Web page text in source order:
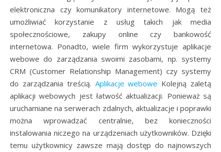
elektroniczna czy komunikatory internetowe. Mogą też
umożliwiać korzystanie z usług takich jak media
społecznościowe, zakupy online czy bankowość
internetowa. Ponadto, wiele firm wykorzystuje aplikacje
webowe do zarządzania swoimi zasobami, np. systemy
CRM (Customer Relationship Management) czy systemy
do zarządzania treścią. Aplikacje webowe Kolejną zaletą
aplikacji webowych jest łatwość aktualizacji. Ponieważ są
uruchamiane na serwerach zdalnych, aktualizacje i poprawki
można wprowadzać centralnie, bez konieczności
instalowania niczego na urządzeniach użytkowników. Dzięki
temu użytkownicy zawsze mają dostęp do najnowszych